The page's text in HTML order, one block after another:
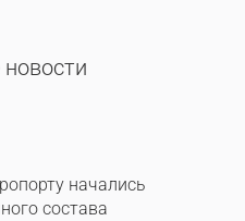
начались
состава